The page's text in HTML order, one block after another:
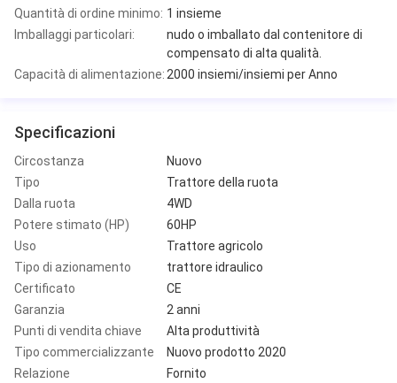
Quantità di ordine minimo: 1 insieme
Imballaggi particolari:
nudo o imballato dal contenitore di
compensato di alta qualità.
Capacità di alimentazione: 2000 insiemi/insiemi per Anno
Specificazioni
Circostanza
Nuovo
Tipo
Trattore della ruota
Dalla ruota
4WD
Potere stimato (HP)
60HP
Uso
Trattore agricolo
Tipo di azionamento
trattore idraulico
Certificato
CE
Garanzia
2 anni
Punti di vendita chiave
Alta produttività
Tipo commercializzante
Nuovo prodotto 2020
Relazione
Fornito